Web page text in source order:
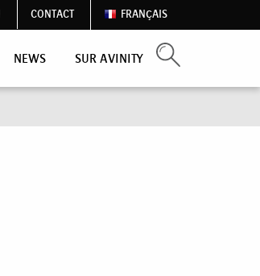
CONTACT FRANÇAIS
NEWS SUR AVINITY